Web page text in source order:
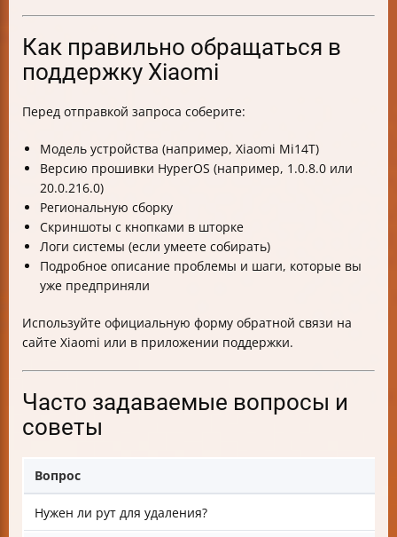
Как правильно обращаться в
поддержку Xiaomi
Перед отправкой запроса соберите:
Модель устройства (например, Xiaomi Mi14T)
Версию прошивки HyperOS (например, 1.0.8.0 или
20.0.216.0)
Региональную сборку
Скриншоты с кнопками в шторке
Логи системы (если умеете собирать)
Подробное описание проблемы и шаги, которые вы
уже предприняли
Используйте официальную форму обратной связи на
сайте Xiaomi или в приложении поддержки.
Часто задаваемые вопросы и
советы
Вопрос
Нужен ли рут для удаления?